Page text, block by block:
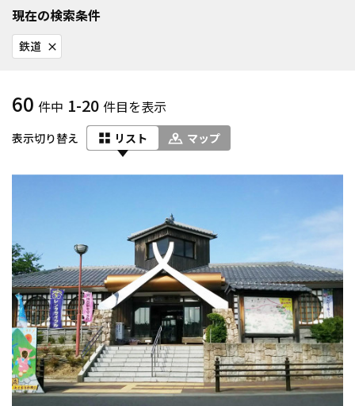
現在の検索条件
鉄道 close
60 件中 1-20 件目を表示
表示切り替え リスト マップ